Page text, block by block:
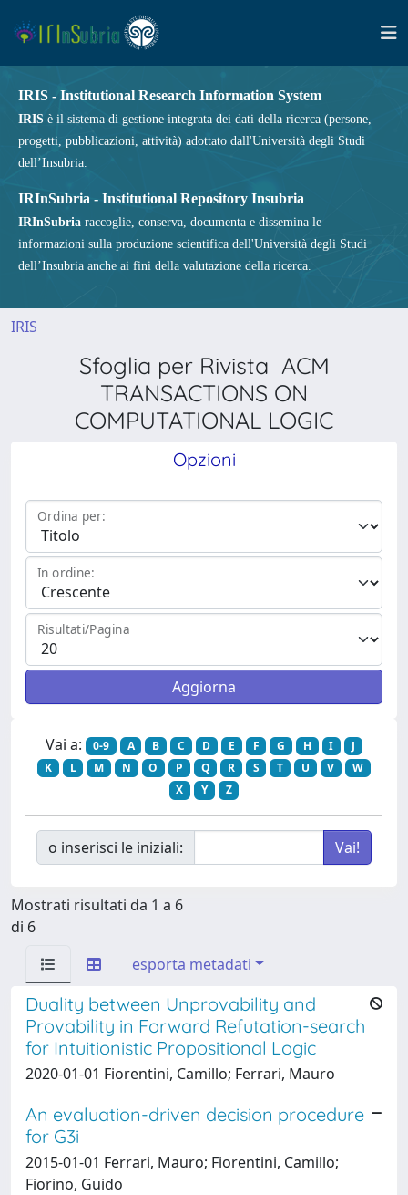
IRIS - Institutional Research Information System
IRIS è il sistema di gestione integrata dei dati della ricerca (persone,
progetti, pubblicazioni, attività) adottato dall'Università degli Studi
dell’Insubria.
IRInSubria - Institutional Repository Insubria
IRInSubria raccoglie, conserva, documenta e dissemina le
informazioni sulla produzione scientifica dell'Università degli Studi
dell’Insubria anche ai fini della valutazione della ricerca.
IRIS
Sfoglia per Rivista ACM
TRANSACTIONS ON
COMPUTATIONAL LOGIC
Opzioni
Ordina per:
In ordine:
Risultati/Pagina
Vai a: 0-9 A B C D E F G H I
J
K
L M N O P Q R S T U V
W
X
Y Z
o inserisci le iniziali:
Mostrati risultati da 1 a 6
di 6
esporta metadati
Duality between Unprovability and
Provability in Forward Refutation-search
for Intuitionistic Propositional Logic
2020-01-01 Fiorentini, Camillo; Ferrari, Mauro
An evaluation-driven decision procedure
for G3i
2015-01-01 Ferrari, Mauro; Fiorentini, Camillo;
Fiorino, Guido